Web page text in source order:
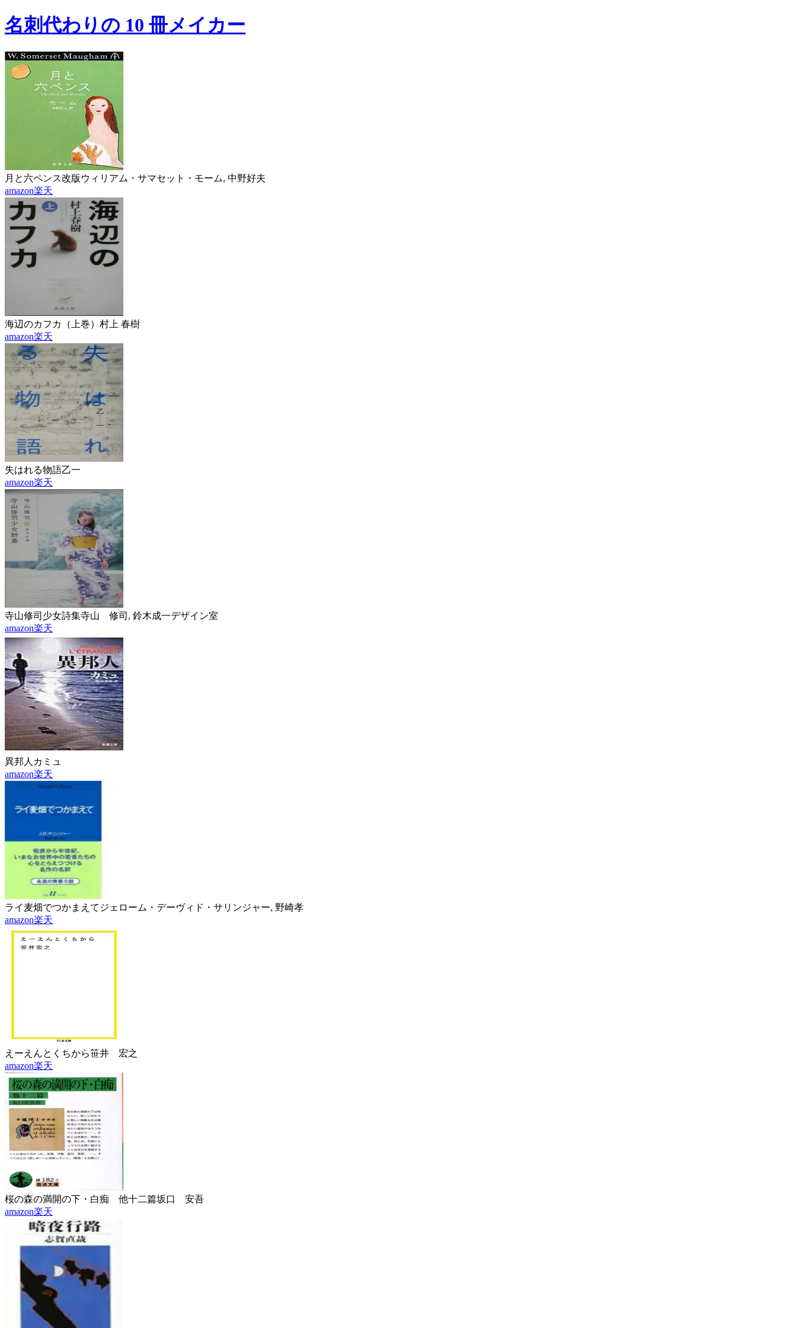
名刺代わりの 10 冊メイカー
月と六ペンス改版 ウィリアム・サマセット・モーム, 中野好夫
amazon楽天
海辺のカフカ（上巻） 村上 春樹
amazon楽天
失はれる物語乙一
amazon楽天
寺山修司少女詩集寺山 修司, 鈴木成一デザイン室
amazon楽天
異邦人 カミュ
amazon楽天
ライ麦畑でつかまえて ジェローム・デーヴィド・サリンジャー, 野崎孝
amazon楽天
えーえんとくちから笹井 宏之
amazon楽天
桜の森の満開の下・白痴 他十二篇坂口 安吾
amazon楽天